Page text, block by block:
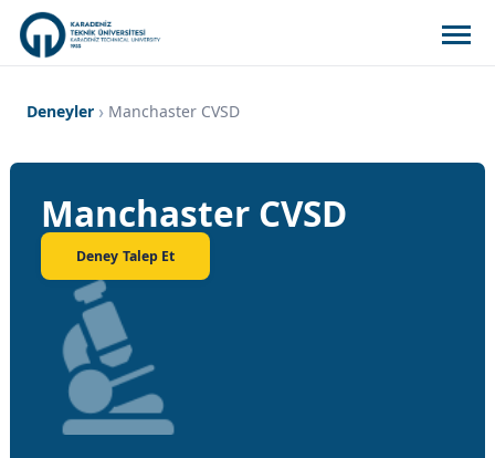
Deneyler Manchaster CVSD
Manchaster CVSD
Deney Talep Et